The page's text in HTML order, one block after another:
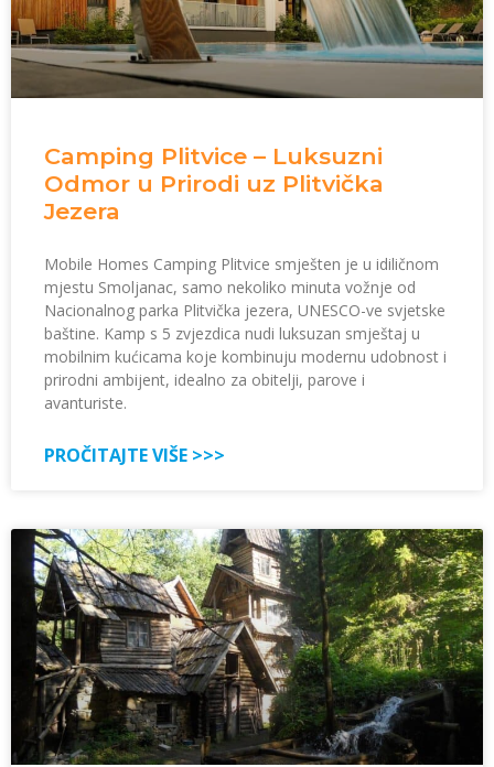
Camping Plitvice – Luksuzni
Odmor u Prirodi uz Plitvička
Jezera
Mobile Homes Camping Plitvice smješten je u idiličnom
mjestu Smoljanac, samo nekoliko minuta vožnje od
Nacionalnog parka Plitvička jezera, UNESCO-ve svjetske
baštine. Kamp s 5 zvjezdica nudi luksuzan smještaj u
mobilnim kućicama koje kombinuju modernu udobnost i
prirodni ambijent, idealno za obitelji, parove i
avanturiste.
PROČITAJTE VIŠE >>>